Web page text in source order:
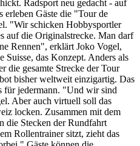
Radsport neu gedacht - auf
erleben Gäste die "Tour de
"Wir schicken Hobbysportler
auf die Originalstrecke. Man darf
Rennen", erklärt Joko Vogel,
Suisse, das Konzept. Anders als
die gesamte Strecke der Tour
bisher weltweit einzigartig. Das
für jedermann. "Und wir sind
Aber auch virtuell soll das
locken. Zusammen mit dem
die Stecken der Rundfahrt
Rollentrainer sitzt, zieht das